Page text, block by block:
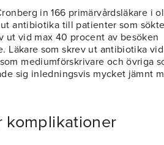
in 166 primärvårdsläkare i
antibiotika till patienter som
ut vid max 40 procent av besöken
Läkare som skrev ut antibiotika
mediumförskrivare och övriga
sig inledningsvis mycket jämnt
komplikationer